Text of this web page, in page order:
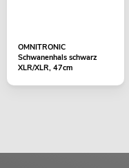
OMNITRONIC
Schwanenhals schwarz
XLR/XLR, 47cm